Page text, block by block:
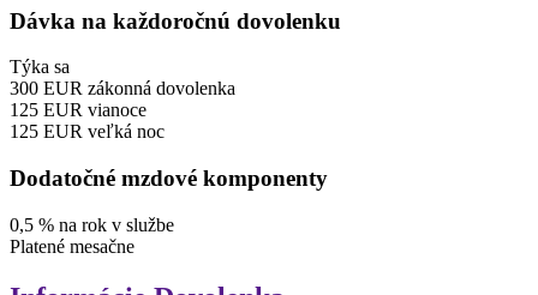
Dávka na každoročnú dovolenku
Týka sa
300 EUR zákonná dovolenka
125 EUR vianoce
125 EUR veľká noc
Dodatočné mzdové komponenty
0,5 % na rok v službe
Platené mesačne